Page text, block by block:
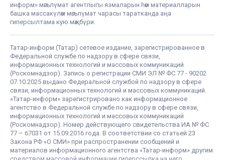
информ» мәгълүмат агентлыгы язмаларын һәм материалларын
башка массакүләм мәгълүмат чарасы таратканда аңа
гиперсылтама кую мәҗбүри.
Татар-информ (Татар) сетевое издание, зарегистрированное в
Федеральной службе по надзору в сфере связи,
информационных технологий и массовых коммуникаций
(Роскомнадзор). Запись о регистрации СМИ ЭЛ № ФС 77 - 90202
07.10.2025 выдано Федеральной службой по надзору в сфере
связи, информационных технологий и массовых коммуникаций.
«Татар-информ» зарегистрировано как информационное
агентство в Федеральной службе по надзору в сфере связи,
информационных технологий и массовых коммуникаций
(Роскомнадзор). Номер действующего свидетельства ИА № ФС
77 – 67031 от 15.09.2016 года. В соответствии со статьей 23
Закона РФ «О СМИ» при распространении сообщений и
материалов информационного агентства «Татар-информ» другим